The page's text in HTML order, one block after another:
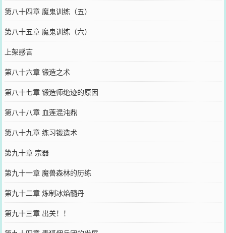
第八十四章 魔鬼训练（五）
第八十五章 魔鬼训练（六）
上架感言
第八十六章 锻造之术
第八十七章 锻造师绝迹的原因
第八十八章 血莲混沌鼎
第八十九章 练习锻造术
第九十章 宗器
第九十一章 魔兽森林的历练
第九十二章 炼制冰焰髓丹
第九十三章 出关！！